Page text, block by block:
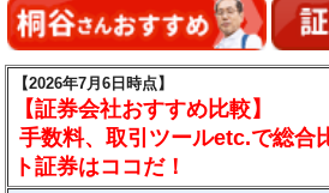
【2026年7月6日時点】
【証券会社おすすめ比較】
手数料、取引ツールetc.で総合
ト証券はココだ！